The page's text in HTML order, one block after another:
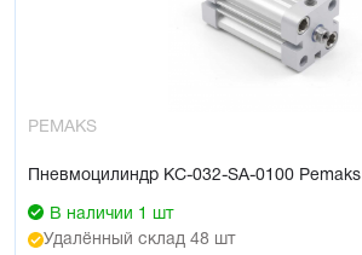
PEMAKS
Пневмоцилиндр KC-032-SA-0100 Pemaks
В наличии 1 шт
Удалённый склад 48 шт